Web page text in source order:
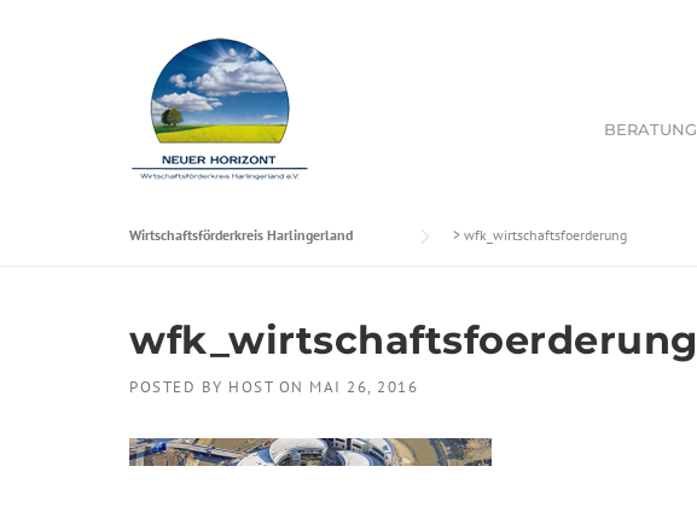
BERATUNG
Wirtschaftsförderkreis Harlingerland > wfk_wirtschaftsfoerderung
wfk_wirtschaftsfoerderung
POSTED BY HOST ON MAI 26, 2016